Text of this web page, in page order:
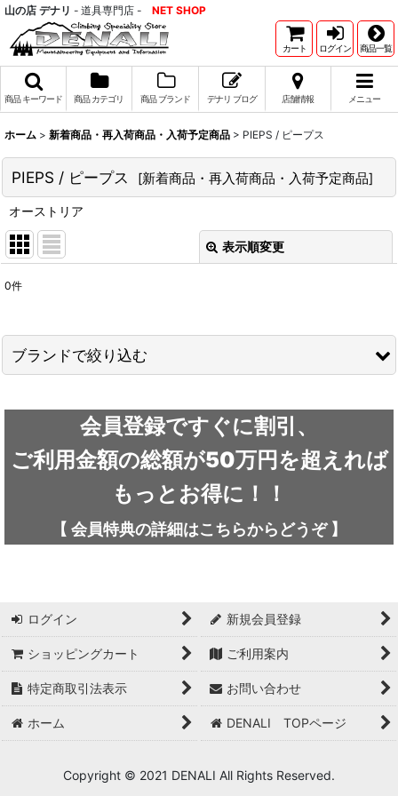
山の店 デナリ - 道具専門店 - NET SHOP
カート ログイン 商品一覧
商品 キーワード 商品 カテゴリ 商品 ブランド デナリ ブログ 店舗情報 メニュー
ホーム > 新着商品・再入荷商品・入荷予定商品 > PIEPS / ピープス
PIEPS / ピープス [新着商品・再入荷商品・入荷予定商品]
オーストリア
表示順変更
並び順
0件
ブランドで絞り込む
outdoor element / アウトドアエレメント
AKLIMA / アクリマ
adidas FIVE TEN / アディダス ファイブテン
Atlas / アトラス
ARAI TENT(RIPEN) / アライテント(ライペン)
UNPARALLEL / アンパラレル
会員登録ですぐに割引、
ご利用金額の総額が50万円を超えれば
もっとお得に！！
【 会員特典の詳細はこちらから どうぞ】
ログイン 新規会員登録
ショッピングカート ご利用案内
特定商取引法表示 お問い合わせ
ホーム DENALI TOPページ
Copyright © 2021 DENALI All Rights Reserved.